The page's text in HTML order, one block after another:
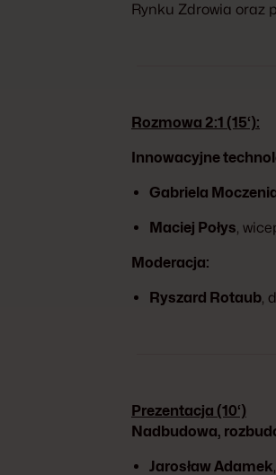
Rynku Zdrowia oraz
Rozmowa 2:1 (15‘):
Innowacyjne
Gabriela
Maciej Połys,
Moderacja:
Ryszard Rotaub,
Prezentacja (10‘)
Nadbudowa,
Jarosław Adamek